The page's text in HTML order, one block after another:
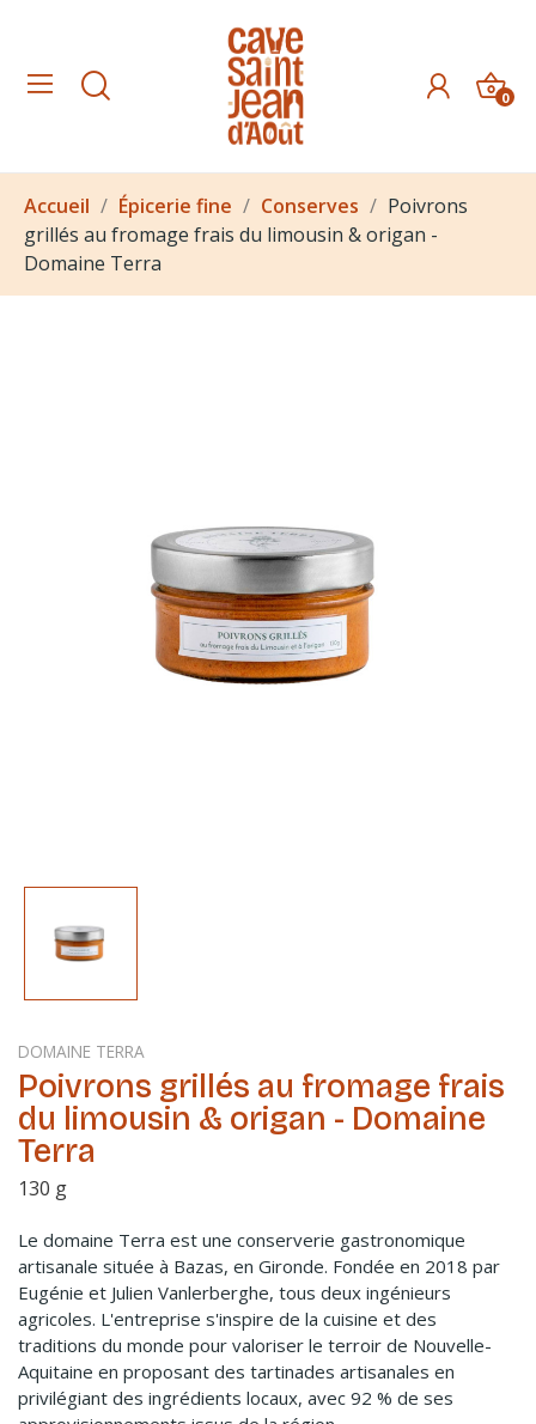
0
Accueil Épicerie fine Conserves
Poivrons
grillés au fromage frais du limousin & origan -
Domaine Terra
DOMAINE TERRA
Poivrons grillés au fromage frais
du limousin & origan - Domaine
Terra
130 g
Le domaine Terra est une conserverie gastronomique
artisanale située à Bazas, en Gironde. Fondée en 2018 par
Eugénie et Julien Vanlerberghe, tous deux ingénieurs
agricoles. L'entreprise s'inspire de la cuisine et des
traditions du monde pour valoriser le terroir de Nouvelle-
Aquitaine en proposant des tartinades artisanales en
privilégiant des ingrédients locaux, avec 92 % de ses